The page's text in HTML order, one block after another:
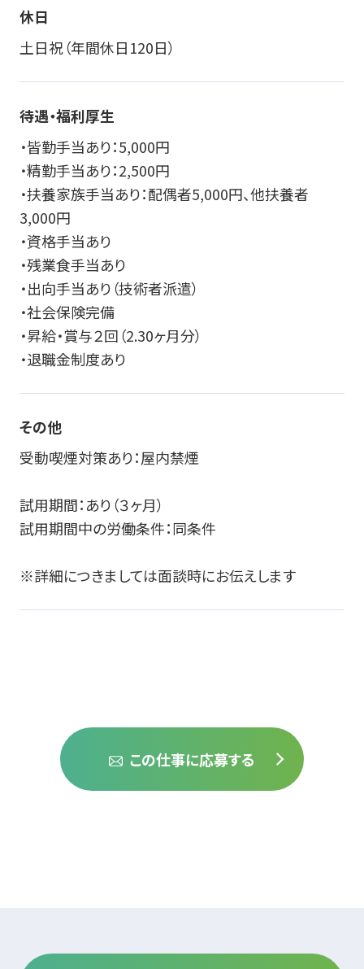
休日
土日祝（年間休日120日）
待遇・福利厚生
・皆勤手当あり：5,000円
・精勤手当あり：2,500円
・扶養家族手当あり：配偶者5,000円、他扶養者
3,000円
・資格手当あり
・残業食手当あり
・出向手当あり（技術者派遣）
・社会保険完備
・昇給・賞与２回（2.30ヶ月分）
・退職金制度あり
その他
受動喫煙対策あり：屋内禁煙
試用期間：あり（３ヶ月）
試用期間中の労働条件：同条件
※詳細につきましては面談時にお伝えします
この仕事に応募する